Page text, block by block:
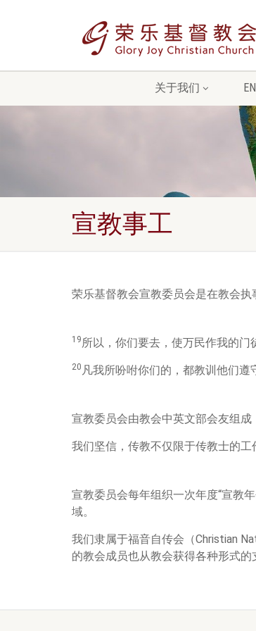
关于我们
宣教事工
荣乐基督教会宣教委员会是在教会
19所以，你们要去，使万民作我的门
20 凡我所吩咐你们的，都教训他们遵
宣教委员会由教会中英文部会友组成
我们坚信，传教不仅限于传教士的工
宣教委员会每年组织一次年度“宣教
域。
我们隶属于福音自传会（Christian
的教会成员也从教会获得各种形式的